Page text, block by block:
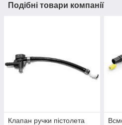
Подібні товари компанії
Клапан ручки пістолета